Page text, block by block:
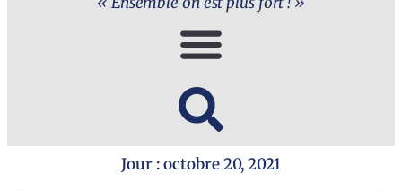
Jour : octobre 20, 2021